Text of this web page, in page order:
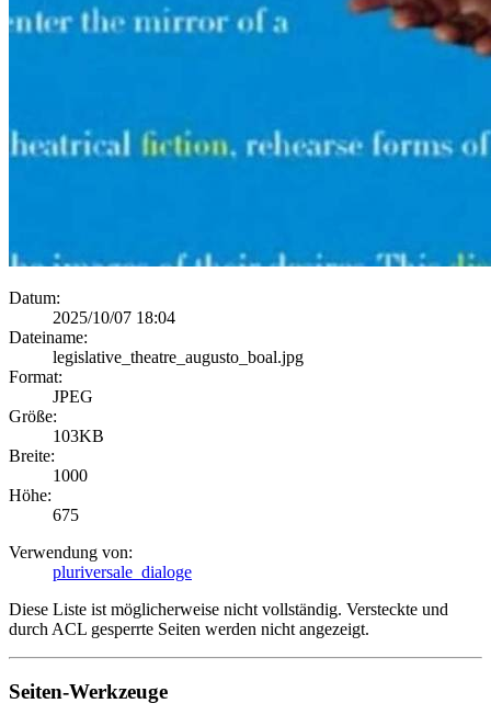
Datum:
2025/10/07 18:04
Dateiname:
legislative_theatre_augusto_boal.jpg
Format:
JPEG
Größe:
103KB
Breite:
1000
Höhe:
675
Verwendung von:
pluriversale_dialoge
Diese Liste ist möglicherweise nicht vollständig. Versteckte und
durch ACL gesperrte Seiten werden nicht angezeigt.
Seiten-Werkzeuge